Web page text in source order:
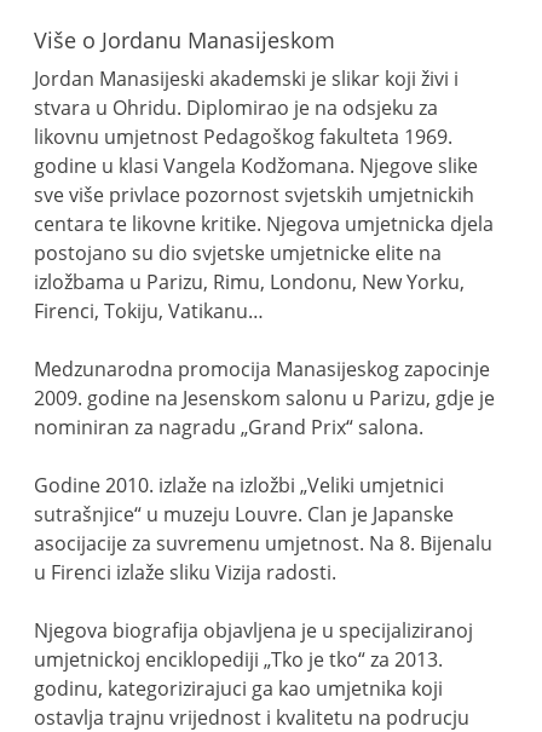
Više o Jordanu Manasijeskom
Jordan Manasijeski akademski je slikar koji živi i
stvara u Ohridu. Diplomirao je na odsjeku za
likovnu umjetnost Pedagoškog fakulteta 1969.
godine u klasi Vangela Kodžomana. Njegove slike
sve više privlace pozornost svjetskih umjetnickih
centara te likovne kritike. Njegova umjetnicka djela
postojano su dio svjetske umjetnicke elite na
izložbama u Parizu, Rimu, Londonu, New Yorku,
Firenci, Tokiju, Vatikanu…
Medzunarodna promocija Manasijeskog zapocinje
2009. godine na Jesenskom salonu u Parizu, gdje je
nominiran za nagradu „Grand Prix“ salona.
Godine 2010. izlaže na izložbi „Veliki umjetnici
sutrašnjice“ u muzeju Louvre. Clan je Japanske
asocijacije za suvremenu umjetnost. Na 8. Bijenalu
u Firenci izlaže sliku Vizija radosti.
Njegova biografija objavljena je u specijaliziranoj
umjetnickoj enciklopediji „Tko je tko“ za 2013.
godinu, kategorizirajuci ga kao umjetnika koji
ostavlja trajnu vrijednost i kvalitetu na podrucju